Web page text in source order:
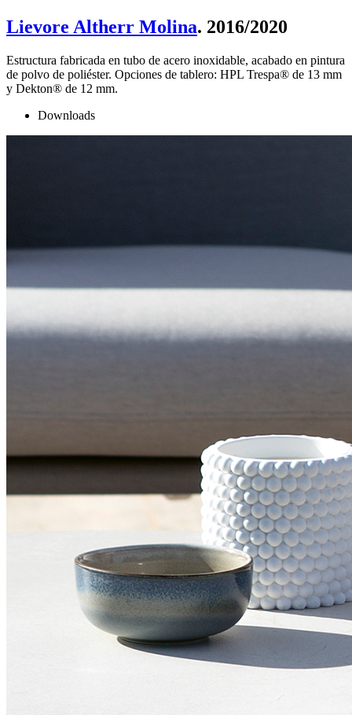
Lievore Altherr Molina. 2016/2020
Estructura fabricada en tubo de acero inoxidable, acabado en pintura
de polvo de poliéster. Opciones de tablero: HPL Trespa® de 13 mm
y Dekton® de 12 mm.
Downloads